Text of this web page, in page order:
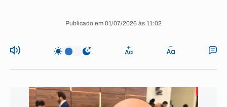
Publicado em 01/07/2026 às 11:02